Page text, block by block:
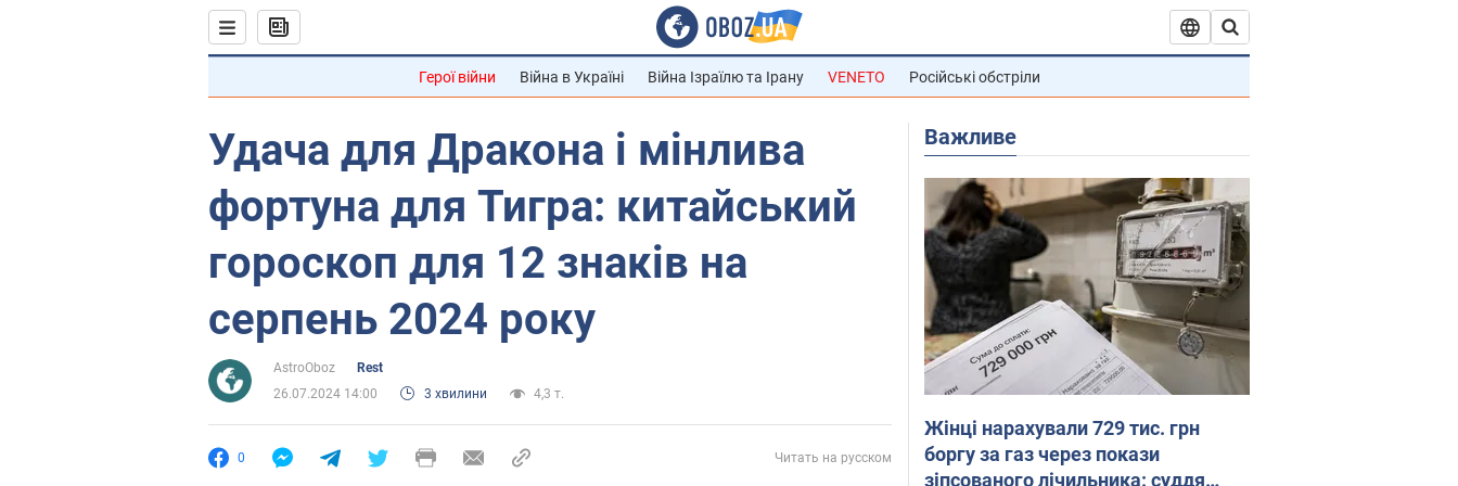
Герої війни Війна в Україні Війна Ізраїлю та Ірану VENETO Російські обстріли
Удача для Дракона і мінлива
фортуна для Тигра: китайський
гороскоп для 12 знаків на
серпень 2024 року
AstroOboz
Rest
26.07.2024 14:00
3 хвилини 4,3 т.
0 Читать на русском
Важливе
Жінці нарахували 729 тис. грн
боргу за газ через покази
зіпсованого лічильника: суддя